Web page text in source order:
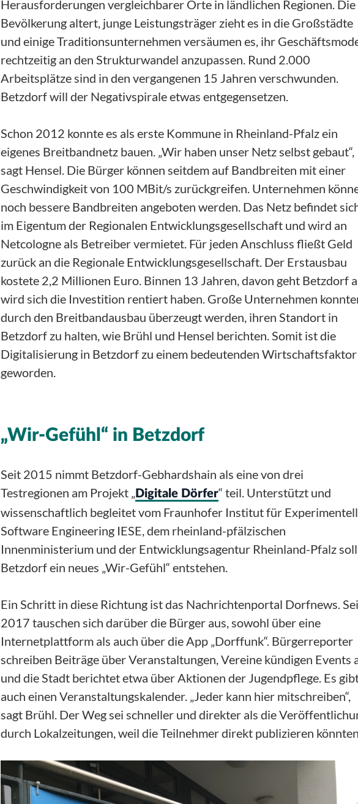
Herausforderungen vergleichbarer Orte in ländlichen Regionen. Die
Bevölkerung altert, junge Leistungsträger zieht es in die Großstädte
und einige Traditionsunternehmen versäumen es, ihr
rechtzeitig an den Strukturwandel anzupassen. Rund 2.000
Arbeitsplätze sind in den vergangenen 15 Jahren verschwunden.
Betzdorf will der Negativspirale etwas entgegensetzen.
Schon 2012 konnte es als erste Kommune in Rheinland-Pfalz ein
eigenes Breitbandnetz bauen. „Wir haben unser Netz selbst gebaut“,
sagt Hensel. Die Bürger können seitdem auf Bandbreiten mit einer
Geschwindigkeit von 100 MBit/s zurückgreifen. Unternehmen
noch bessere Bandbreiten angeboten werden. Das Netz befindet
im Eigentum der Regionalen Entwicklungsgesellschaft und wird an
Netcologne als Betreiber vermietet. Für jeden Anschluss fließt Geld
zurück an die Regionale Entwicklungsgesellschaft. Der Erstausbau
kostete 2,2 Millionen Euro. Binnen 13 Jahren, davon geht Betzdorf
wird sich die Investition rentiert haben. Große Unternehmen
durch den Breitbandausbau überzeugt werden, ihren Standort in
Betzdorf zu halten, wie Brühl und Hensel berichten. Somit ist die
Digitalisierung in Betzdorf zu einem bedeutenden Wirtschaftsfaktor
geworden.
„Wir-Gefühl“ in Betzdorf
Seit 2015 nimmt Betzdorf-Gebhardshain als eine von drei
Testregionen am Projekt „ Digitale Dörfer“ teil. Unterstützt und
wissenschaftlich begleitet vom Fraunhofer Institut für
Software Engineering IESE, dem rheinland-pfälzischen
Innenministerium und der Entwicklungsagentur Rheinland-Pfalz
Betzdorf ein neues „Wir-Gefühl“ entstehen.
Ein Schritt in diese Richtung ist das Nachrichtenportal Dorfnews.
2017 tauschen sich darüber die Bürger aus, sowohl über eine
Internetplattform als auch über die App „Dorffunk“. Bürgerreporter
schreiben Beiträge über Veranstaltungen, Vereine kündigen Events
und die Stadt berichtet etwa über Aktionen der Jugendpflege. Es
auch einen Veranstaltungskalender. „Jeder kann hier mitschreiben“,
sagt Brühl. Der Weg sei schneller und direkter als die
durch Lokalzeitungen, weil die Teilnehmer direkt publizieren